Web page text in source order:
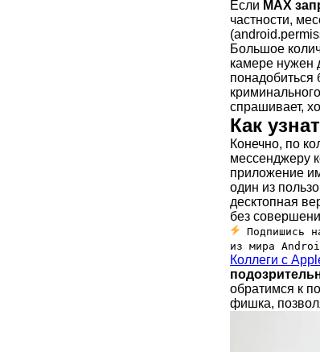
Если MAX
частности,
Большое
камере нужен
понадобиться
спрашивает,
Как
Конечно, по
мессенджеру
приложение
один из
десктопная
без
Подпишись
из мира
Коллеги с
обратимся к
фишка,